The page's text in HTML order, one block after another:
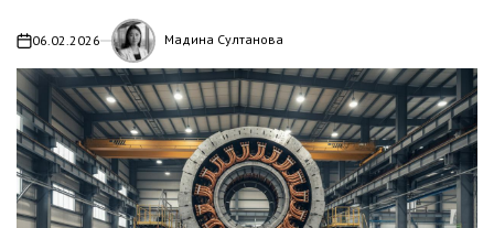
06.02.2026 Мадина Султанова